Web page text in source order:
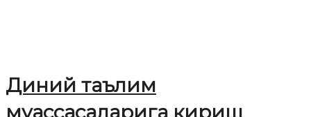
Диний таълим